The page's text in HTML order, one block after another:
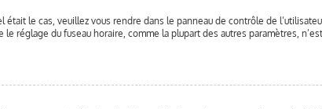
le cas, veuillez vous rendre dans le panneau de contrôle de
réglage du fuseau horaire, comme la plupart des autres paramètres,